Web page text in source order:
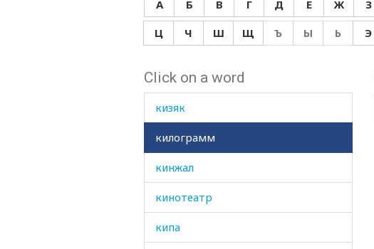
А Б В Г Д Е Ж З
Ц
Ч Ш Щ Ъ Ы Ь Э
Click on a word
кивать
кидать
кизил
кизяк
килограмм
кинжал
кинотеатр
кипа